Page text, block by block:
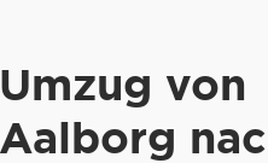
Umzug von
Aalborg